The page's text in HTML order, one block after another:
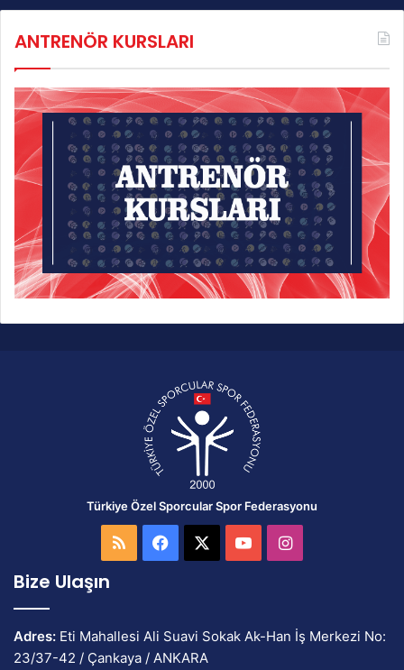
ANTRENÖR KURSLARI
Türkiye Özel Sporcular Spor Federasyonu
RSS Facebook YouTubeInstagram
Bize Ulaşın
Adres: Eti Mahallesi Ali Suavi Sokak Ak-Han İş Merkezi No:
23/37-42 / Çankaya / ANKARA